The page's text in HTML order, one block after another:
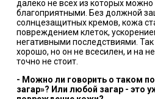
далеко не всех из которых можно
благоприятными. Без должной
солнцезащитных кремов, кожа
повреждением клеток,
негативными последствиями.
хорошо, но он не всесилен, и на
точно не стоит.
- Можно ли говорить о таком
загар»? Или любой загар - это